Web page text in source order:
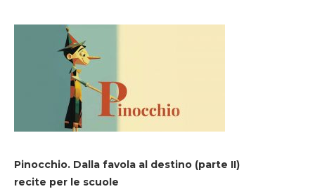
Pinocchio. Dalla favola al destino (parte II)
recite per le scuole